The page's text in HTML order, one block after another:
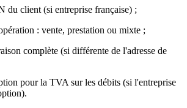
du client (si entreprise française) ;
: vente, prestation ou mixte ;
complète (si différente de l'adresse de
pour la TVA sur les débits (si l'entreprise